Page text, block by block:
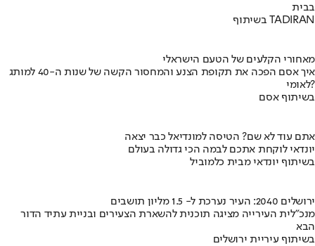
בבית
בשיתוף TADIRAN
מאחורי הקלעים של הטעם הישראלי
איך אסם הפכה את תקופת הצנע והמחסור הקשה של שנות ה-40 למותג
לאומי?
בשיתוף אסם
אתם עוד לא שם? הטיסה למונדיאל כבר יצאה
יונדאי לוקחת אתכם לבמה הכי גדולה בעולם
בשיתוף יונדאי מבית כלמוביל
ירושלים 2040: העיר נערכת ל- 1.5 מליון תושבים
מנכ"לית העירייה מציגה תוכנית להשארת הצעירים ובניית עתיד הדור
הבא
בשיתוף עיריית ירושלים